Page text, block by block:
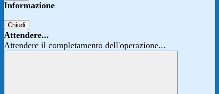
Informazione
Chiudi
Attendere...
Attendere il completamento dell'operazione...